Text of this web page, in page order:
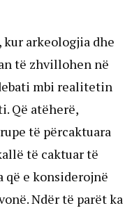
arkeologjia dhe
të zhvillohen në
mbi realitetin
Që atëherë,
të përcaktuara
të caktuar të
e konsiderojnë
Ndër të parët ka